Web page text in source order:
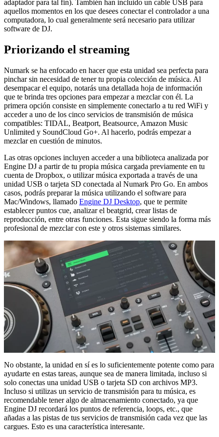
adaptador para tal fin). También han incluido un cable USB para
aquellos momentos en los que desees conectar el controlador a una
computadora, lo cual generalmente será necesario para utilizar
software de DJ.
Priorizando el streaming
Numark se ha enfocado en hacer que esta unidad sea perfecta para
pinchar sin necesidad de tener tu propia colección de música. Al
desempacar el equipo, notarás una detallada hoja de información
que te brinda tres opciones para empezar a mezclar con él. La
primera opción consiste en simplemente conectarlo a tu red WiFi y
acceder a uno de los cinco servicios de transmisión de música
compatibles: TIDAL, Beatport, Beatsource, Amazon Music
Unlimited y SoundCloud Go+. Al hacerlo, podrás empezar a
mezclar en cuestión de minutos.
Las otras opciones incluyen acceder a una biblioteca analizada por
Engine DJ a partir de tu propia música cargada previamente en tu
cuenta de Dropbox, o utilizar música exportada a través de una
unidad USB o tarjeta SD conectada al Numark Pro Go. En ambos
casos, podrás preparar la música utilizando el software para
Mac/Windows, llamado Engine DJ Desktop, que te permite
establecer puntos cue, analizar el beatgrid, crear listas de
reproducción, entre otras funciones. Esta sigue siendo la forma más
profesional de mezclar con este y otros sistemas similares.
No obstante, la unidad en sí es lo suficientemente potente como para
ayudarte en estas tareas, aunque sea de manera limitada, incluso si
solo conectas una unidad USB o tarjeta SD con archivos MP3.
Incluso si utilizas un servicio de transmisión para tu música, es
recomendable tener algo de almacenamiento conectado, ya que
Engine DJ recordará los puntos de referencia, loops, etc., que
añadas a las pistas de tus servicios de transmisión cada vez que las
cargues. Esto es una característica interesante.